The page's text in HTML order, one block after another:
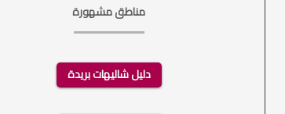
مناطق مشهورة
دليل شاليهات بريدة